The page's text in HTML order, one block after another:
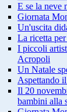
E se la neve
Giornata
Un'uscita
La ricetta
I piccoli
Acropoli
Un Natale
Aspettando
Il 20
bambini alla